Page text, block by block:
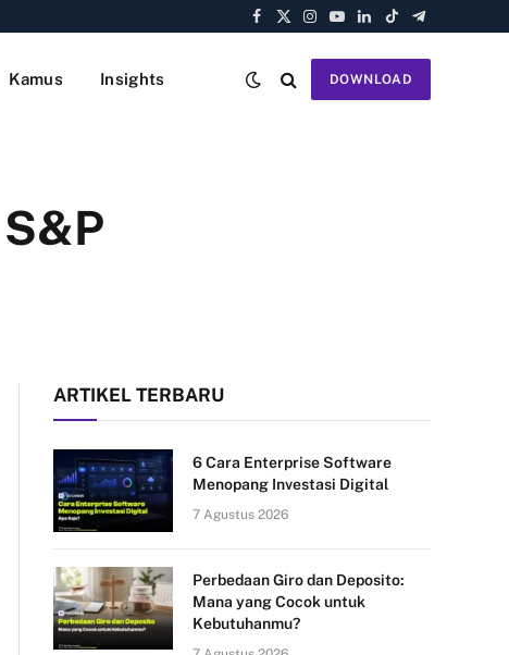
Facebook
X
Instagram
YouTube
LinkedIn
TikTokTelegram
Kamus Insights DOWNLOAD
ARTIKEL TERBARU
6 Cara Enterprise Software
Menopang Investasi Digital
7 Agustus 2026
Perbedaan Giro dan Deposito:
Mana yang Cocok untuk
Kebutuhanmu?